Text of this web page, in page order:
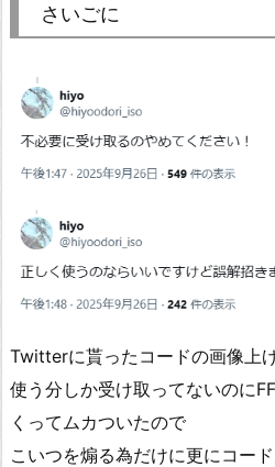
さいごに
Twitterに貰ったコードの画像上
使う分しか受け取ってないのに
くってムカついたので
こいつを煽る為だけに更にコー